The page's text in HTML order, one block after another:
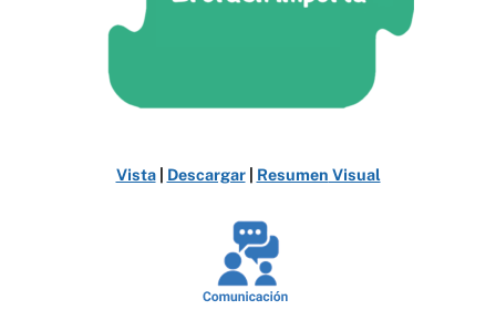
Vista| Descargar | Resumen Visual